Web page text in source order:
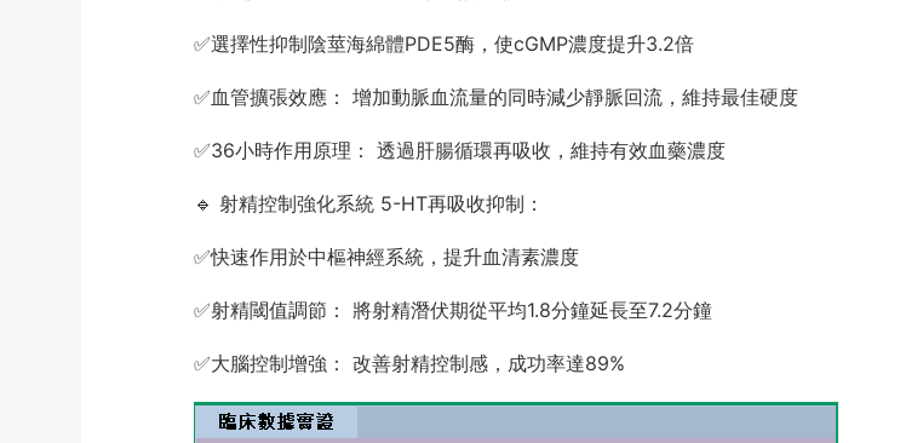
✅選擇性抑制陰莖海綿體PDE5酶，使cGMP濃度提升3.2倍
✅血管擴張效應： 增加動脈血流量的同時減少靜脈回流，維持最佳硬度
✅36小時作用原理： 透過肝腸循環再吸收，維持有效血藥濃度
🔹 射精控制強化系統 5-HT再吸收抑制：
✅快速作用於中樞神經系統，提升血清素濃度
✅射精閾值調節： 將射精潛伏期從平均1.8分鐘延長至7.2分鐘
✅大腦控制增強： 改善射精控制感，成功率達89%